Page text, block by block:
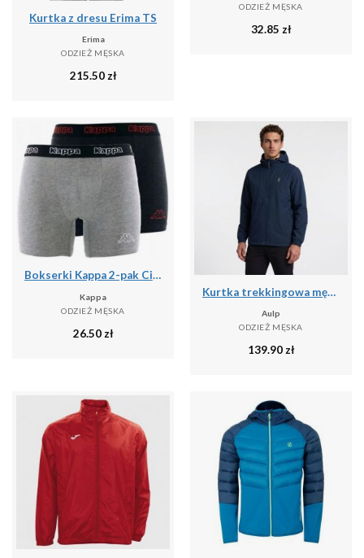
Kurtka z dresu Erima TS
Erima
ODZIEŻ MĘSKA
215.50zł
ODZIEŻ MĘSKA
32.85 zł
Bokserki Kappa 2-pak Ciemnoszary-Jasnoszary Ciemnoszary/szary St.
Kappa
ODZIEŻ MĘSKA
26.50 zł
Kurtka trekkingowa męska wodoodporna AULP DOLAN rozpinana z kapturem
Aulp
ODZIEŻ MĘSKA
139.90zł